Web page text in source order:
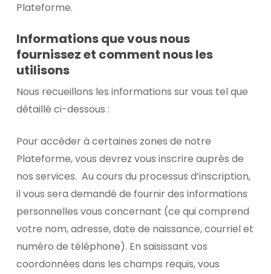
Plateforme.
Informations que vous nous
fournissez et comment nous les
utilisons
Nous recueillons les informations sur vous tel que
détaillé ci-dessous :
Pour accéder à certaines zones de notre
Plateforme, vous devrez vous inscrire auprès de
nos services. Au cours du processus d’inscription,
il vous sera demandé de fournir des informations
personnelles vous concernant (ce qui comprend
votre nom, adresse, date de naissance, courriel et
numéro de téléphone). En saisissant vos
coordonnées dans les champs requis, vous